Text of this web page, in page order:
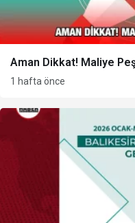
Aman Dikkat! Maliye
1 hafta önce